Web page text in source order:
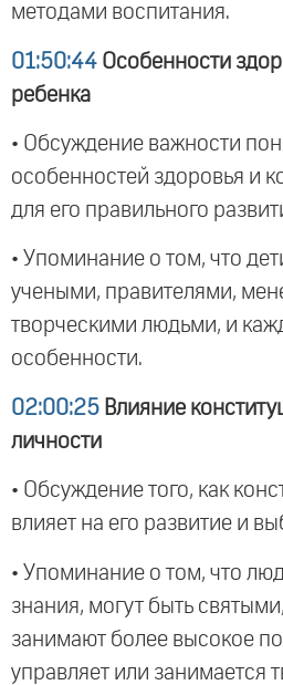
методами воспитания.
01:50:44 Особенности
ребенка
• Обсуждение важности
особенностей здоровья и
для его правильного
• Упоминание о том, что
учеными, правителями,
творческими людьми, и
особенности.
02:00:25 Влияние
личности
• Обсуждение того, как
влияет на его развитие и
• Упоминание о том, что
знания, могут быть
занимают более высокое
управляет или занимается